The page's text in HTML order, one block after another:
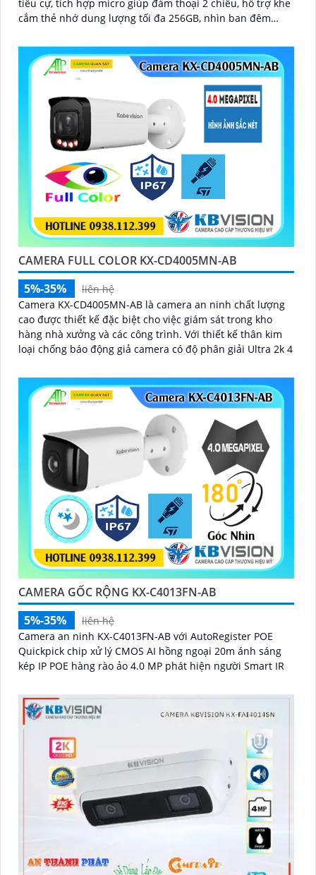
tiêu cự, tích hợp micro giúp đàm thoại 2 chiều, hỗ trợ khe
cắm thẻ nhớ dung lượng tối đa 256GB, nhìn ban đêm
CAMERA FULL COLOR KX-CD4005MN-AB
5%-35%
liên hệ
Camera KX-CD4005MN-AB là camera an ninh chất lượng
cao được thiết kế đặc biệt cho việc giám sát trong kho
hàng nhà xưởng và các công trình. Với thiết kế thân kim
loại chống báo động giả camera có độ phân giải Ultra 2k 4
CAMERA GỐC RỘNG KX-C4013FN-AB
5%-35%
liên hệ
Camera an ninh KX-C4013FN-AB với AutoRegister POE
Quickpick chip xử lý CMOS AI hồng ngoại 20m ánh sáng
kép IP POE hàng rào ảo 4.0 MP phát hiện người Smart IR